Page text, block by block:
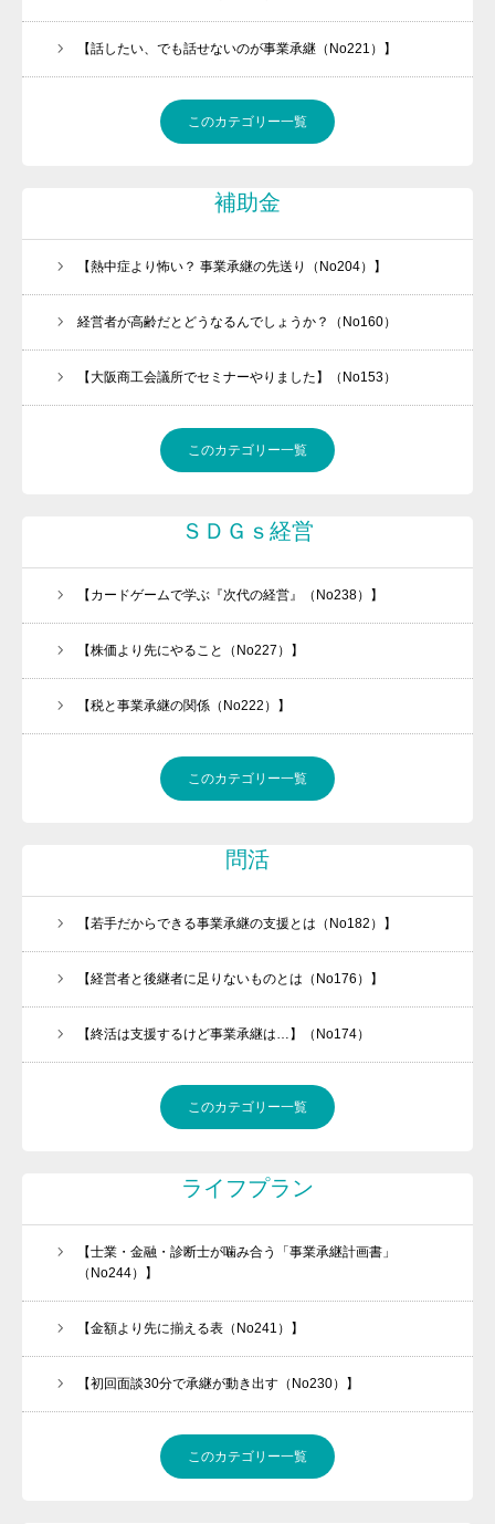
【話したい、でも話せないのが事業承継（No221）】
このカテゴリー一覧
補助金
【熱中症より怖い？ 事業承継の先送り（No204）】
経営者が高齢だとどうなるんでしょうか？（No160）
【大阪商工会議所でセミナーやりました】（No153）
このカテゴリー一覧
ＳＤＧｓ経営
【カードゲームで学ぶ『次代の経営』（No238）】
【株価より先にやること（No227）】
【税と事業承継の関係（No222）】
このカテゴリー一覧
問活
【若手だからできる事業承継の支援とは（No182）】
【経営者と後継者に足りないものとは（No176）】
【終活は支援するけど事業承継は…】（No174）
このカテゴリー一覧
ライフプラン
【士業・金融・診断士が噛み合う「事業承継計画書」
（No244）】
【金額より先に揃える表（No241）】
【初回面談30分で承継が動き出す（No230）】
このカテゴリー一覧
金融機関ときちんと話が出来ていますか
問活®（トイカツ）は魔法の杖です
ご提供できるサービス
BLOG
個別相談のお申込
セミナー・講座申込規約